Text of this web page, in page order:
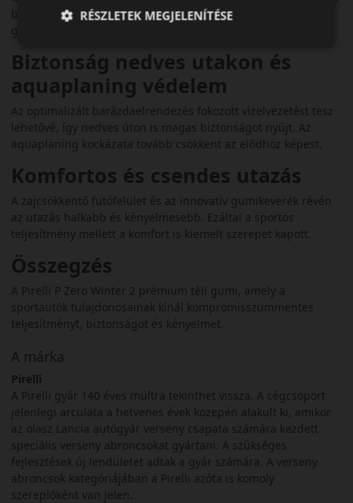
biztosít hóban és jégen. Ez rövidebb fékutat és még jobb
gyorsítást kínál téli útviszonyok között.
Biztonság nedves utakon és
aquaplaning védelem
Az optimalizált barázdaelrendezés fokozott vízelvezetést tesz
lehetővé, így nedves úton is magas biztonságot nyújt. Az
aquaplaning kockázata tovább csökkent az elődhöz képest.
Komfortos és csendes utazás
A zajcsökkentő futófelület és az innovatív gumikeverék révén
az utazás halkabb és kényelmesebb. Ezáltal a sportos
teljesítmény mellett a komfort is kiemelt szerepet kapott.
Összegzés
A Pirelli P Zero Winter 2 prémium téli gumi, amely a
sportautók tulajdonosainak kínál kompromisszummentes
teljesítményt, biztonságot és kényelmet.
A márka
Pirelli
A Pirelli gyár 140 éves múltra tekinthet vissza. A cégcsoport
jelenlegi arculata a hetvenes évek közepén alakult ki, amikor
az olasz Lancia autógyár verseny csapata számára kezdett
speciális verseny abroncsokat gyártani. A szükséges
fejlesztések új lendületet adtak a gyár számára. A verseny
abroncsok kategóriájában a Pirelli azóta is komoly
szereplőként van jelen.
RÉSZLETEK MEGJELENÍTÉSE